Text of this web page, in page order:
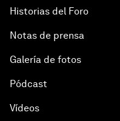
Historias del Foro
Notas de prensa
Galería de fotos
Pódcast
Vídeos